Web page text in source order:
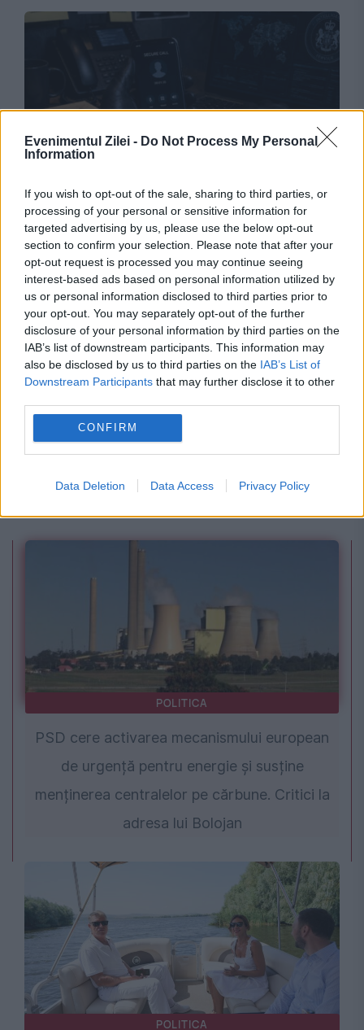
Evenimentul Zilei - Do Not Process My Personal
Information
If you wish to opt-out of the sale, sharing to third parties, or
processing of your personal or sensitive information for
targeted advertising by us, please use the below opt-out
section to confirm your selection. Please note that after your
opt-out request is processed you may continue seeing
interest-based ads based on personal information utilized by
us or personal information disclosed to third parties prior to
your opt-out. You may separately opt-out of the further
disclosure of your personal information by third parties on the
IAB’s list of downstream participants. This information may
also be disclosed by us to third parties on the IAB’s List of
Downstream Participants that may further disclose it to other
CONFIRM
Data Deletion Data Access Privacy Policy
Cine este femeia care conduce cel mai
puternic serviciu secret din Europa
POLITICA
POLITICA
PSD cere activarea mecanismului european
de urgență pentru energie și susține
menținerea centralelor pe cărbune. Critici la
adresa lui Bolojan
POLITICA